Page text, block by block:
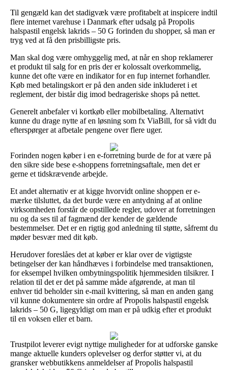
Til gengæld kan det stadigvæk være profitabelt at inspicere indtil
flere internet varehuse i Danmark efter udsalg på Propolis
halspastil engelsk lakrids – 50 G forinden du shopper, så man er
tryg ved at få den prisbilligste pris.
Man skal dog være omhyggelig med, at når en shop reklamerer
et produkt til salg for en pris der er kolossalt overkommelig,
kunne det ofte være en indikator for en fup internet forhandler.
Køb med betalingskort er på den anden side inkluderet i et
reglement, der bistår dig imod bedrageriske shops på nettet.
Generelt anbefaler vi kortkøb eller mobilbetaling. Alternativt
kunne du drage nytte af en løsning som fx ViaBill, for så vidt du
efterspørger at afbetale pengene over flere uger.
Forinden nogen køber i en e-forretning burde de for at være på
den sikre side bese e-shoppens forretningsaftale, men det er
gerne et tidskrævende arbejde.
Et andet alternativ er at kigge hvorvidt online shoppen er e-
mærke tilsluttet, da det burde være en antydning af at online
virksomheden forstår de opstillede regler, udover at forretningen
nu og da ses til af fagmænd der kender de gældende
bestemmelser. Det er en rigtig god anledning til støtte, såfremt du
møder besvær med dit køb.
Herudover foreslåes det at køber er klar over de vigtigste
betingelser der kan håndhæves i forbindelse med transaktionen,
for eksempel hvilken ombytningspolitik hjemmesiden tilsikrer. I
relation til det er det på samme måde afgørende, at man til
enhver tid beholder sin e-mail kvittering, så man en anden gang
vil kunne dokumentere sin ordre af Propolis halspastil engelsk
lakrids – 50 G, ligegyldigt om man er på udkig efter et produkt
til en voksen eller et barn.
Trustpilot leverer evigt nyttige muligheder for at udforske ganske
mange aktuelle kunders oplevelser og derfor støtter vi, at du
gransker webbutikkens anmeldelser af Propolis halspastil